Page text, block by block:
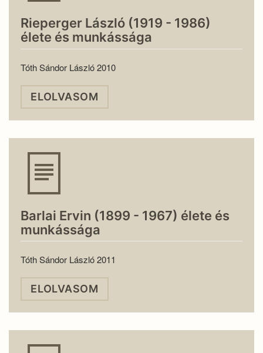
Rieperger László (1919 - 1986)
élete és munkássága
Tóth Sándor László 2010
ELOLVASOM
Barlai Ervin (1899 - 1967) élete és
munkássága
Tóth Sándor László 2011
ELOLVASOM